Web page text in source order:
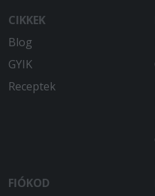
Jó árérték arányú
A 8ezer ftos árhoz
vékony tésztát
volt rajta feltét a
Több mint 2 órát
azután kaptunk 3
CIKKEK
Blog
GYIK
Receptek
FIÓKOD